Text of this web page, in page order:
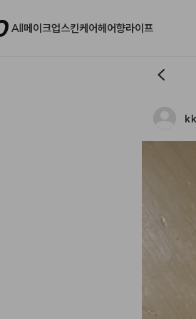
All메이크업스킨케어헤어향라이프